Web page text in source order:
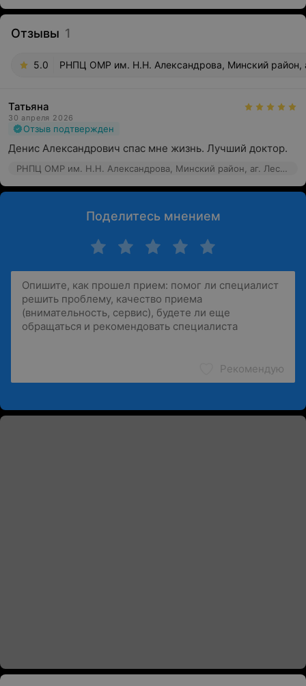
Отзывы 1
5.0 РНПЦ ОМР им. Н.Н. Александрова, Минский район,
Татьяна
30 апреля 2026
Отзыв подтвержден
Денис Александрович спас мне жизнь. Лучший доктор.
РНПЦ ОМР им. Н.Н. Александрова, Минский район, аг. Лесной, 66к7
Поделитесь мнением
Рекомендую